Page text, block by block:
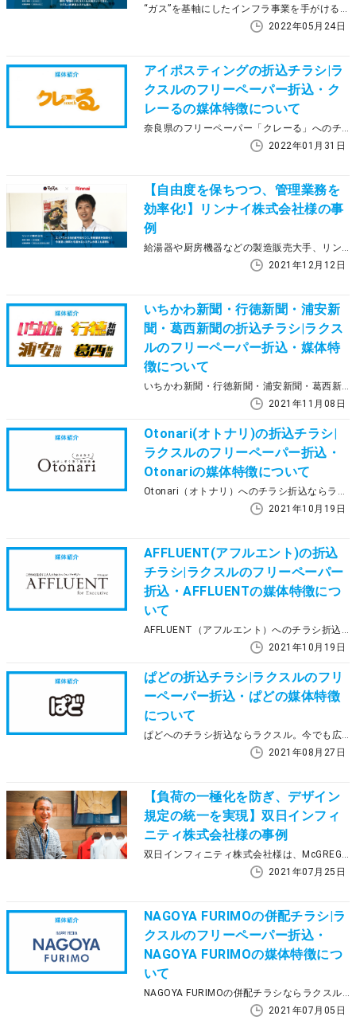
“ガス”を基軸にしたインフラ事業を手がける東京ガス株式会社さまでは、ガス機器修理器具だけではなく、水まわりの修理を行なう新サービスをスタート。ガスも水も生活に欠かせない修理を安心してお任せできると好評を博しています。このサービスの顧客満足度を高めるために、新たなプロジェクトチームも立ち上がり、施策ツールの制作にラクスルを活用いただいています。ラクスル導入による成果や活用方法について、お話を伺いました。
2022年05月24日
アイポスティングの折込チラシ|ラ
クスルのフリーペーパー折込・ク
レーるの媒体特徴について
奈良県のフリーペーパー「クレーる」へのチラシ折込ならラクスル。今でも広告媒体として使われているフリーペーパー折込ですが、地域や媒体によって特徴が異なります。この記事では、クレーるの特徴とラクスルのフリーペーパー折込について説明していきます。
2022年01月31日
【自由度を保ちつつ、管理業務を
効率化!】リンナイ株式会社様の事
例
給湯器や厨房機器などの製造販売大手、リンナイ株式会社さま。全国の拠点ごとに取引先配布用のチラシを制作しており、管理全般をどのようなワークフローにするかが業務効率化・コスト削減の大きなポイントとなっていたそう。どのようにフロー改善に取り組まれたか、またそれに対してラクスルが貢献できたことについてお話を伺いました。
2021年12月12日
いちかわ新聞・行徳新聞・浦安新
聞・葛西新聞の折込チラシ|ラクス
ルのフリーペーパー折込・媒体特
徴について
いちかわ新聞・行徳新聞・浦安新聞・葛西新聞へのチラシ折込ならラクスル。今でも広告媒体として使われているフリーペーパー折込ですが、地域や媒体によって特徴が異なります。この記事ではいちかわ新聞・行徳新聞・浦安新聞・葛西新聞の特徴とラクスルのフリーペーパー折込について説明していきます。
2021年11月08日
Otonari(オトナリ)の折込チラシ|
ラクスルのフリーペーパー折込・
Otonariの媒体特徴について
Otonari（オトナリ）へのチラシ折込ならラクスル。今でも広告媒体として使われているフリーペーパー折込ですが、地域や媒体によって特徴が異なります。この記事ではOtonariの特徴とラクスルのフリーペーパー折込について説明していきます。
2021年10月19日
AFFLUENT(アフルエント)の折込
チラシ|ラクスルのフリーペーパー
折込・AFFLUENTの媒体特徴につ
いて
AFFLUENT（アフルエント）へのチラシ折込ならラクスル。今でも広告媒体として使われているフリーペーパー折込ですが、地域や媒体によって特徴が異なります。この記事ではAFFLUENTの特徴とラクスルのフリーペーパー折込について説明していきます。
2021年10月19日
ぱどの折込チラシ|ラクスルのフリ
ーペーパー折込・ぱどの媒体特徴
について
ぱどへのチラシ折込ならラクスル。今でも広告媒体として使われているフリーペーパー折込ですが、地域や媒体によって特徴が異なります。この記事では、ぱどの特徴とラクスルのフリーペーパー折込について説明していきます。
2021年08月27日
【負荷の一極化を防ぎ、デザイン
規定の統一を実現】双日インフィ
ニティ株式会社様の事例
双日インフィニティ株式会社様は、McGREGORやPENDLETON、Admiralなど、様々な国を代表するアパレル・ライフスタイルブランドを手がけています。店舗ごとの案内状の印刷データ制作・入稿を本部の担当者1名が全て担っていましたが、ラクスルを導入することで業務工数の分散と削減に成功。ラクスルのオンラインデザインの活用や、新たな印刷フロー導入について、お話を伺いました。
2021年07月25日
NAGOYA FURIMOの併配チラシ|ラ
クスルのフリーペーパー折込・
NAGOYA FURIMOの媒体特徴につ
いて
NAGOYA FURIMOの併配チラシならラクスル。今でも広告媒体として使われているフリーペーパー折込ですが、地域や媒体によって特徴が異なります。この記事ではNAGOYA FURIMOの特徴とラクスルのフリーペーパー折込について説明していきます。
2021年07月05日